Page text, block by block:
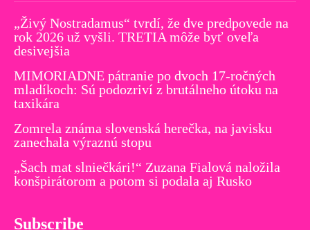
„Živý Nostradamus“ tvrdí, že dve predpovede na
rok 2026 už vyšli. TRETIA môže byť oveľa
desivejšia
MIMORIADNE pátranie po dvoch 17-ročných
mladíkoch: Sú podozriví z brutálneho útoku na
taxikára
Zomrela známa slovenská herečka, na javisku
zanechala výraznú stopu
„Šach mat slniečkári!“ Zuzana Fialová naložila
konšpirátorom a potom si podala aj Rusko
Subscribe